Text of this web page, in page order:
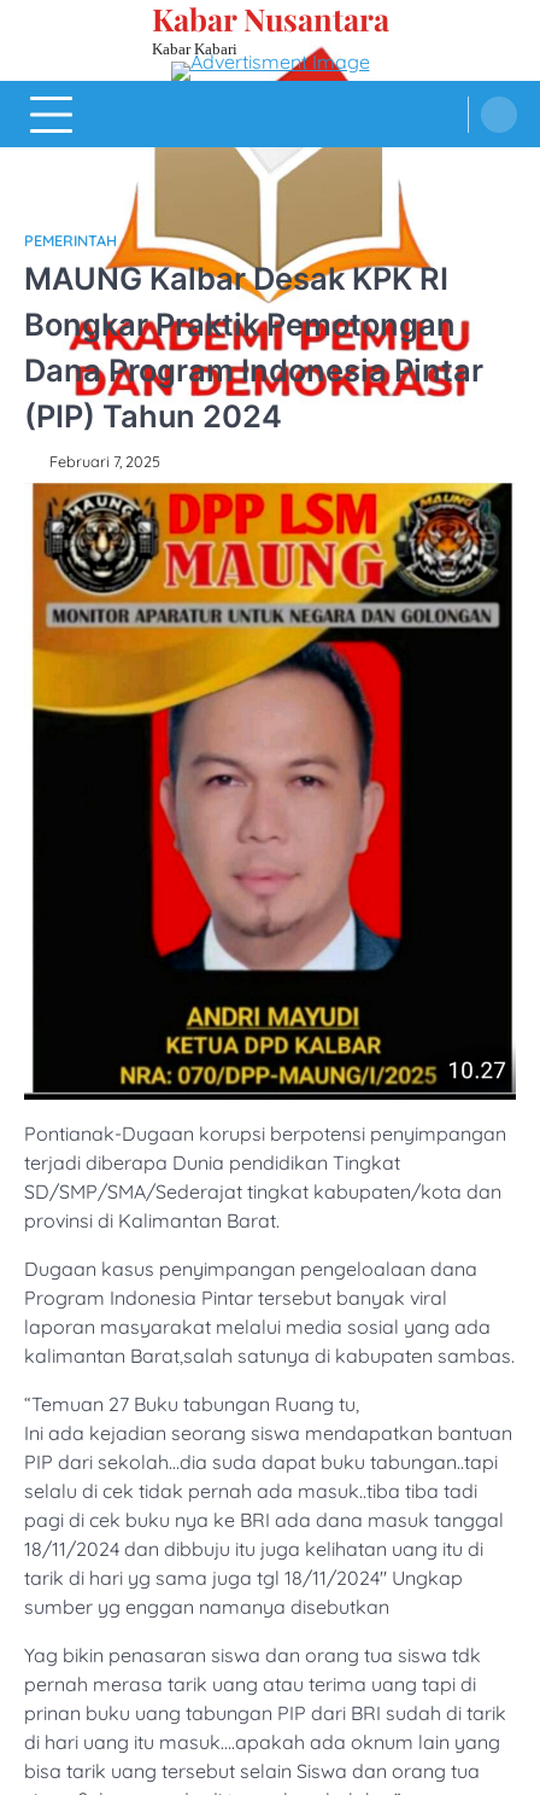
Kabar Nusantara
Kabar Kabari
PEMERINTAH
MAUNG Kalbar Desak KPK RI
Bongkar Praktik Pemotongan
Dana Program Indonesia Pintar
(PIP) Tahun 2024
Februari 7, 2025
Pontianak-Dugaan korupsi berpotensi penyimpangan
terjadi diberapa Dunia pendidikan Tingkat
SD/SMP/SMA/Sederajat tingkat kabupaten/kota dan
provinsi di Kalimantan Barat.
Dugaan kasus penyimpangan pengeloalaan dana
Program Indonesia Pintar tersebut banyak viral
laporan masyarakat melalui media sosial yang ada
kalimantan Barat,salah satunya di kabupaten sambas.
“Temuan 27 Buku tabungan Ruang tu,
Ini ada kejadian seorang siswa mendapatkan bantuan
PIP dari sekolah…dia suda dapat buku tabungan..tapi
selalu di cek tidak pernah ada masuk..tiba tiba tadi
pagi di cek buku nya ke BRI ada dana masuk tanggal
18/11/2024 dan dibbuju itu juga kelihatan uang itu di
tarik di hari yg sama juga tgl 18/11/2024″ Ungkap
sumber yg enggan namanya disebutkan
Yag bikin penasaran siswa dan orang tua siswa tdk
pernah merasa tarik uang atau terima uang tapi di
prinan buku uang tabungan PIP dari BRI sudah di tarik
di hari uang itu masuk….apakah ada oknum lain yang
bisa tarik uang tersebut selain Siswa dan orang tua